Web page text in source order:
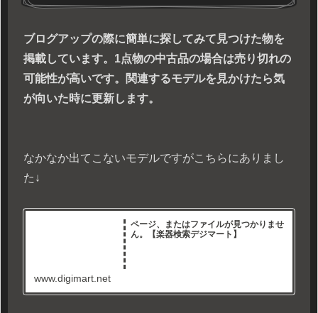
ブログアップの際に簡単に探してみて見つけた物を
掲載しています。1点物の中古品の場合は売り切れの
可能性が高いです。関連するモデルを見かけたら気
が向いた時に更新します。
なかなか出てこないモデルですがこちらにありまし
た↓
ページ、またはファイルが見つかりませ
ん。【楽器検索デジマート】
www.digimart.net